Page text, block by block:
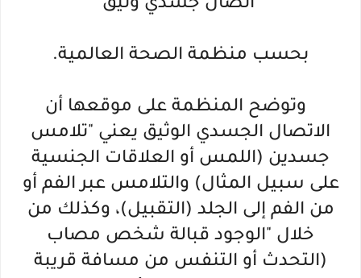
"اتصال جسدي وثيق"
بحسب منظمة الصحة العالمية.
وتوضح المنظمة على موقعها أن
الاتصال الجسدي الوثيق يعني "تلامس
جسدين (اللمس أو العلاقات الجنسية
على سبيل المثال) والتلامس عبر الفم أو
من الفم إلى الجلد (التقبيل)، وكذلك من
خلال "الوجود قبالة شخص مصاب
(التحدث أو التنفس من مسافة قريبة